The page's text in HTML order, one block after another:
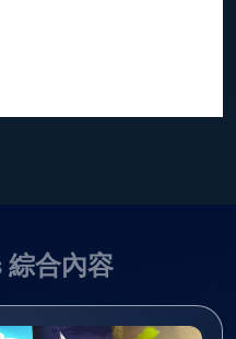
綜合內容